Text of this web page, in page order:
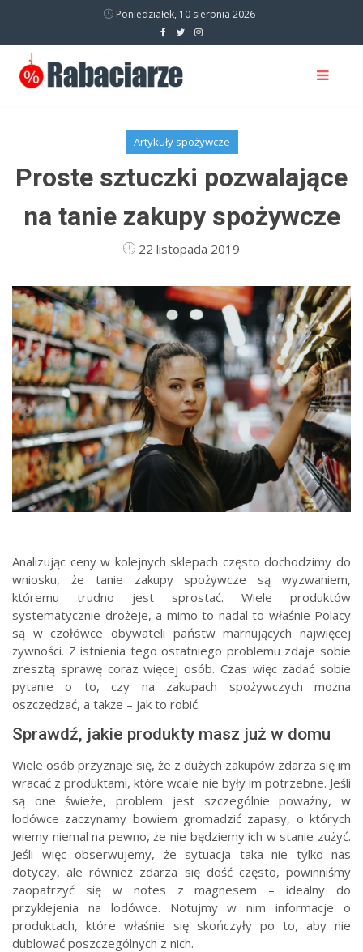
Poniedziałek, 10 sierpnia 2026
Artykuły spożywcze
Proste sztuczki pozwalające
na tanie zakupy spożywcze
22 listopada 2019
Analizując ceny w kolejnych sklepach często dochodzimy do
wniosku, że tanie zakupy spożywcze są wyzwaniem,
któremu trudno jest sprostać. Wiele produktów
systematycznie drożeje, a mimo to nadal to właśnie Polacy
są w czołówce obywateli państw marnujących najwięcej
żywności. Z istnienia tego ostatniego problemu zdaje sobie
zresztą sprawę coraz więcej osób. Czas więc zadać sobie
pytanie o to, czy na zakupach spożywczych można
oszczędzać, a także – jak to robić.
Sprawdź, jakie produkty masz już w domu
Wiele osób przyznaje się, że z dużych zakupów zdarza się im
wracać z produktami, które wcale nie były im potrzebne. Jeśli
są one świeże, problem jest szczególnie poważny, w
lodówce zaczynamy bowiem gromadzić zapasy, o których
wiemy niemal na pewno, że nie będziemy ich w stanie zużyć.
Jeśli więc obserwujemy, że sytuacja taka nie tylko nas
dotyczy, ale również zdarza się dość często, powinniśmy
zaopatrzyć się w notes z magnesem – idealny do
przyklejenia na lodówce. Notujmy w nim informacje o
produktach, które właśnie się skończyły po to, aby nie
dublować poszczególnych z nich.